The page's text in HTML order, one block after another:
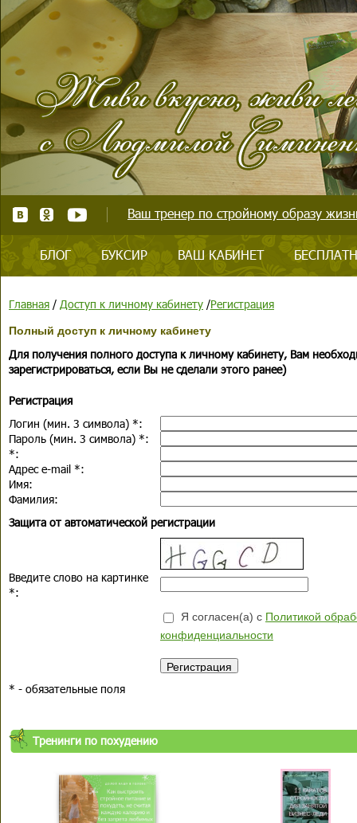
Ваш тренер по стройному образу
БЛОГ БУКСИР ВАШ КАБИНЕТ
Главная / Доступ к личному кабинету /Регистрация
Полный доступ к личному кабинету
Для получения полного доступа к личному кабинету, Вам
зарегистрироваться, если Вы не сделали этого ранее)
Регистрация
Логин (мин. 3 символа) *:
Пароль (мин. 3 символа) *:
*:
Адрес e-mail *:
Имя:
Фамилия:
Защита от автоматической регистрации
Введите слово на картинке
*:
Я согласен(а) с Политикой
конфиденциальности
* - обязательные поля
Тренинги по похудению